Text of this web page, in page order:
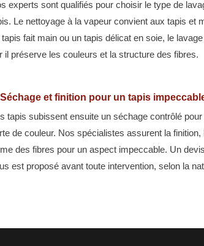
experts sont qualifiés pour choisir le type de
Le nettoyage à la vapeur convient aux tapis et
tapis fait main ou un tapis délicat en soie, le
il préserve les couleurs et la structure des fibres.
Séchage et finition pour un tapis
tapis subissent ensuite un séchage contrôlé
de couleur. Nos spécialistes assurent la
des fibres pour un aspect impeccable. Un
est proposé avant toute intervention, selon la